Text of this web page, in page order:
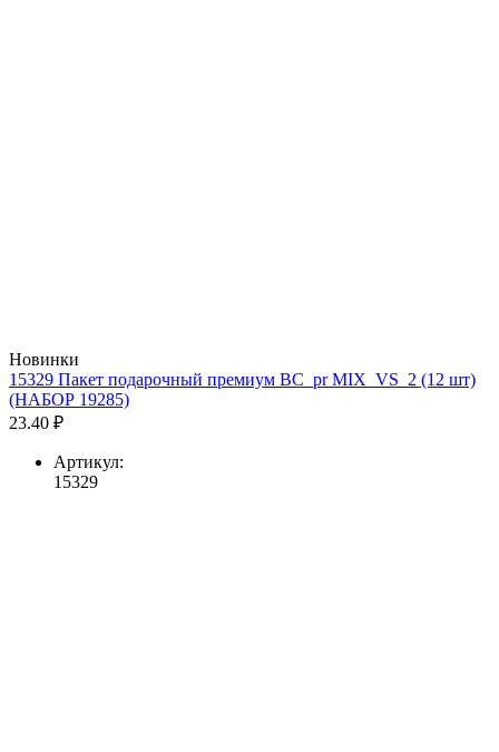
Новинки
15329 Пакет подарочный премиум BC_pr MIX_VS_2 (12 шт)
(НАБОР 19285)
23.40 ₽
Артикул:
15329